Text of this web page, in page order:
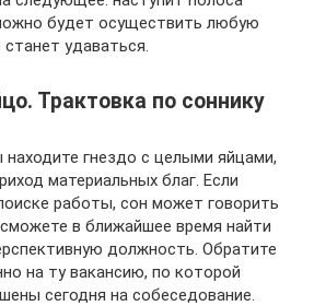
будет осуществить любую
удаваться.
Трактовка по соннику
находите гнездо с целыми яйцами,
материальных благ. Если
работы, сон может говорить
в ближайшее время найти
должность. Обратите
на ту вакансию, по которой
сегодня на собеседование.